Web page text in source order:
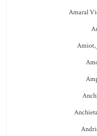
Amaral
Amiot,